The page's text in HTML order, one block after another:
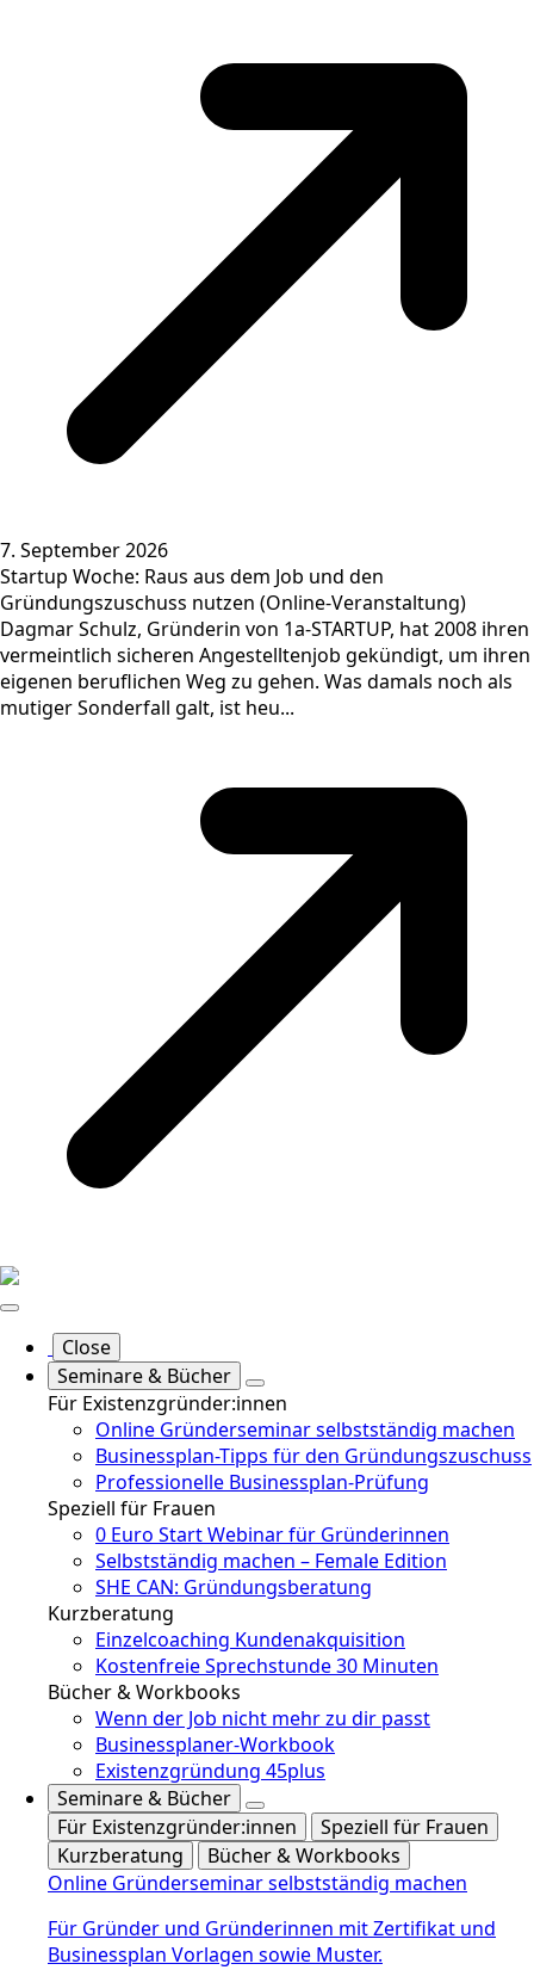
7. September 2026
Startup Woche: Raus aus dem Job und den
Gründungszuschuss nutzen (Online-Veranstaltung)
Dagmar Schulz, Gründerin von 1a-STARTUP, hat 2008 ihren
vermeintlich sicheren Angestelltenjob gekündigt, um ihren
eigenen beruflichen Weg zu gehen. Was damals noch als
mutiger Sonderfall galt, ist heu...
Close
Seminare & Bücher
Für Existenzgründer:innen
Online Gründerseminar selbstständig machen
Businessplan-Tipps für den Gründungszuschuss
Professionelle Businessplan-Prüfung
Speziell für Frauen
0 Euro Start Webinar für Gründerinnen
Selbstständig machen – Female Edition
SHE CAN: Gründungsberatung
Kurzberatung
Einzelcoaching Kundenakquisition
Kostenfreie Sprechstunde 30 Minuten
Bücher & Workbooks
Wenn der Job nicht mehr zu dir passt
Businessplaner-Workbook
Existenzgründung 45plus
Seminare & Bücher
Für Existenzgründer:innen
Speziell für Frauen
Kurzberatung
Bücher & Workbooks
Online Gründerseminar selbstständig machen
Für Gründer und Gründerinnen mit Zertifikat und
Businessplan Vorlagen sowie Muster.